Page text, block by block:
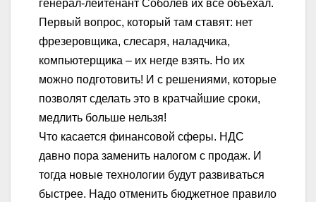
генерал-лейтенант Соболев их все объехал.
Первый вопрос, который там ставят: нет
фрезеровщика, слесаря, наладчика,
компьютерщика – их негде взять. Но их
можно подготовить! И с решениями, которые
позволят сделать это в кратчайшие сроки,
медлить больше нельзя!
Что касается финансовой сферы. НДС
давно пора заменить налогом с продаж. И
тогда новые технологии будут развиваться
быстрее. Надо отменить бюджетное правило